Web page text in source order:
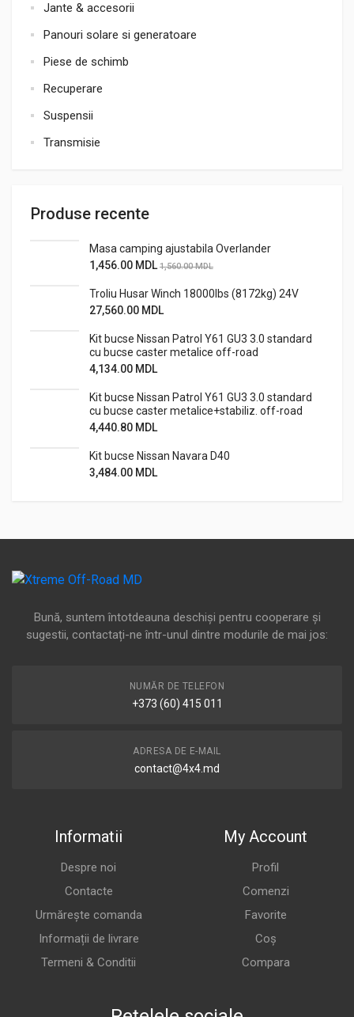
Jante & accesorii
Panouri solare si generatoare
Piese de schimb
Recuperare
Suspensii
Transmisie
Produse recente
Masa camping ajustabila Overlander
1,456.00 MDL 1,560.00MDL
Troliu Husar Winch 18000lbs (8172kg) 24V
27,560.00 MDL
Kit bucse Nissan Patrol Y61 GU3 3.0 standard
cu bucse caster metalice off-road
4,134.00 MDL
Kit bucse Nissan Patrol Y61 GU3 3.0 standard
cu bucse caster metalice+stabiliz. off-road
4,440.80 MDL
Kit bucse Nissan Navara D40
3,484.00 MDL
Bună, suntem întotdeauna deschiși pentru cooperare și
sugestii, contactați-ne într-unul dintre modurile de mai jos:
NUMĂR DE TELEFON
+373 (60) 415 011
ADRESA DE E-MAIL
contact@4x4.md
Informatii
Despre noi
Contacte
Urmărește comanda
Informații de livrare
Termeni & Conditii
My Account
Profil
Comenzi
Favorite
Coș
Compara